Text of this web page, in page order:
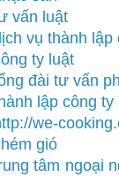
vấn luật
vụ thành lập
ty luật
đài tư vấn
lập công ty
we-
gió
tâm ngoại